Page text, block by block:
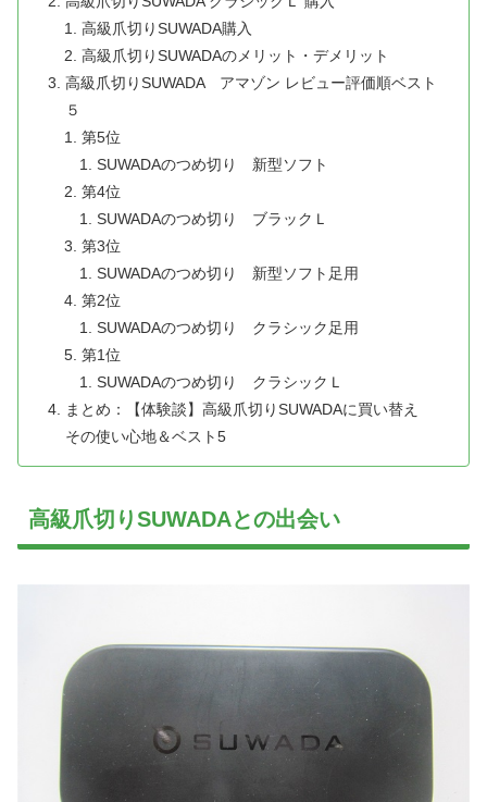
高級爪切りSUWADA購入
高級爪切りSUWADAのメリット・デメリット
高級爪切りSUWADA アマゾン レビュー評価順ベスト
５
第5位
SUWADAのつめ切り 新型ソフト
第4位
SUWADAのつめ切り ブラックＬ
第3位
SUWADAのつめ切り 新型ソフト足用
第2位
SUWADAのつめ切り クラシック足用
第1位
SUWADAのつめ切り クラシックＬ
まとめ：【体験談】高級爪切りSUWADAに買い替え
その使い心地＆ベスト5
高級爪切りSUWADAとの出会い